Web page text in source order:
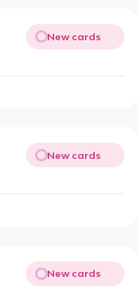
New cards
New cards
New cards